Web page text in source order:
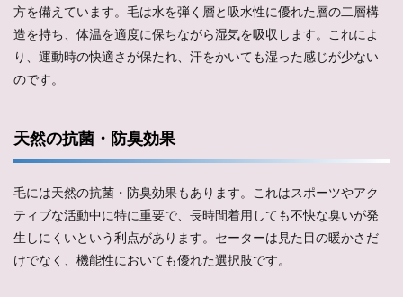
方を備えています。毛は水を弾く層と吸水性に優れた層の二層構
造を持ち、体温を適度に保ちながら湿気を吸収します。これによ
り、運動時の快適さが保たれ、汗をかいても湿った感じが少ない
のです。
天然の抗菌・防臭効果
毛には天然の抗菌・防臭効果もあります。これはスポーツやアク
ティブな活動中に特に重要で、長時間着用しても不快な臭いが発
生しにくいという利点があります。セーターは見た目の暖かさだ
けでなく、機能性においても優れた選択肢です。